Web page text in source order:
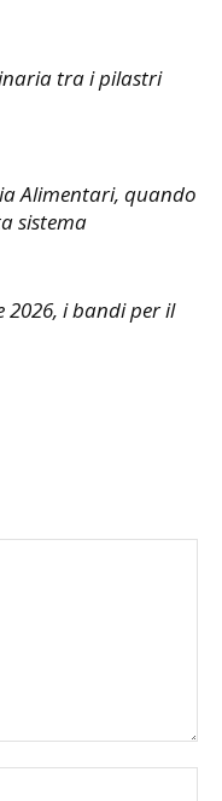
tra i pilastri
Alimentari, quando
sistema
2026, i bandi per il